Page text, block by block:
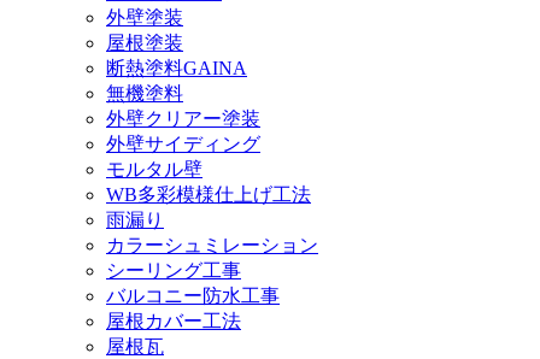
外壁塗装
屋根塗装
断熱塗料GAINA
無機塗料
外壁クリアー塗装
外壁サイディング
モルタル壁
WB多彩模様仕上げ工法
雨漏り
カラーシュミレーション
シーリング工事
バルコニー防水工事
屋根カバー工法
屋根瓦